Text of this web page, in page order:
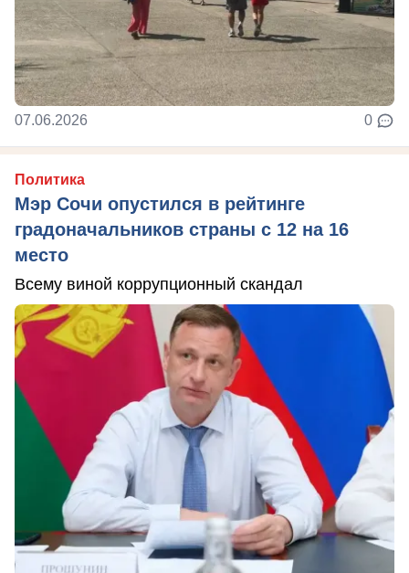
07.06.2026 0
Политика
Мэр Сочи опустился в рейтинге
градоначальников страны с 12 на 16
место
Всему виной коррупционный скандал